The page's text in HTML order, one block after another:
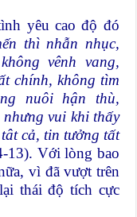
yêu cao độ đó
thì nhẫn nhục,
vênh vang,
chính, không tìm
nuôi hận thù,
vui khi thấy
cả, tin tưởng tất
13). Với lòng bao
vì đã vượt trên
thái độ tích cực